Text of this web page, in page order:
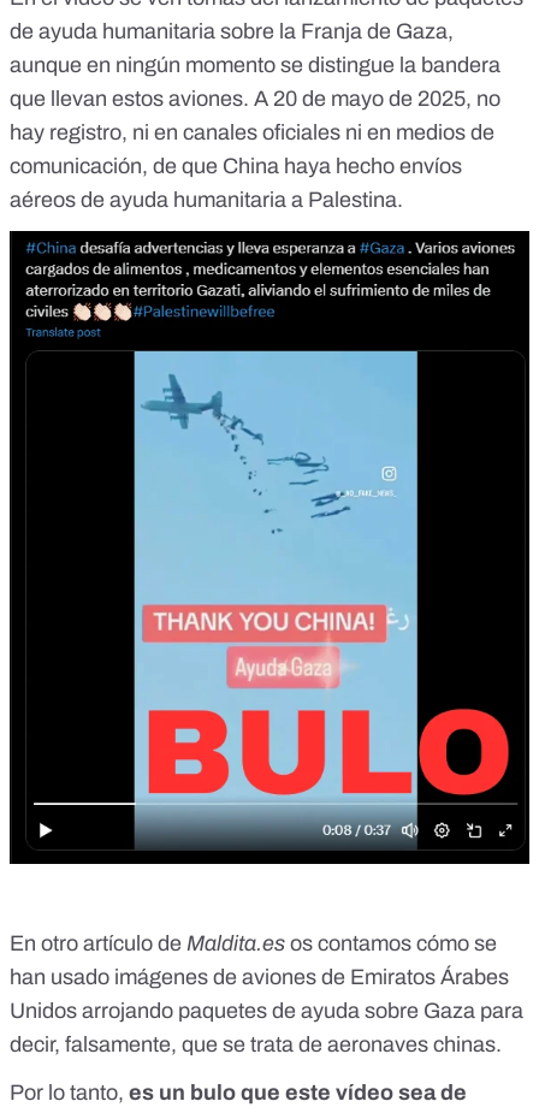
de ayuda humanitaria sobre la Franja de Gaza,
aunque en ningún momento se distingue la bandera
que llevan estos aviones. A 20 de mayo de 2025, no
hay registro, ni en canales oficiales ni en medios de
comunicación, de que China haya hecho envíos
aéreos de ayuda humanitaria a Palestina.
En otro artículo de Maldita.es os contamos cómo se
han usado imágenes de aviones de Emiratos Árabes
Unidos arrojando paquetes de ayuda sobre Gaza para
decir, falsamente, que se trata de aeronaves chinas.
Por lo tanto, es un bulo que este vídeo sea de